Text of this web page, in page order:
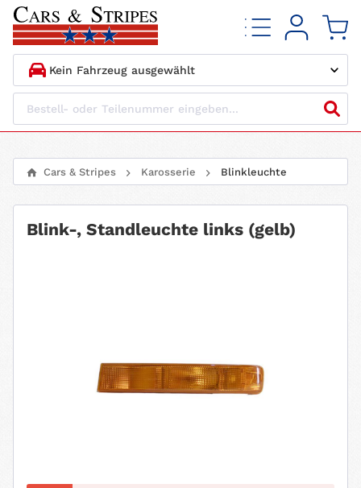
1. HERSTELLER
4. MOTORTYP
Cars & Stripes Karosserie Blinkleuchte
Blink-, Standleuchte links (gelb)